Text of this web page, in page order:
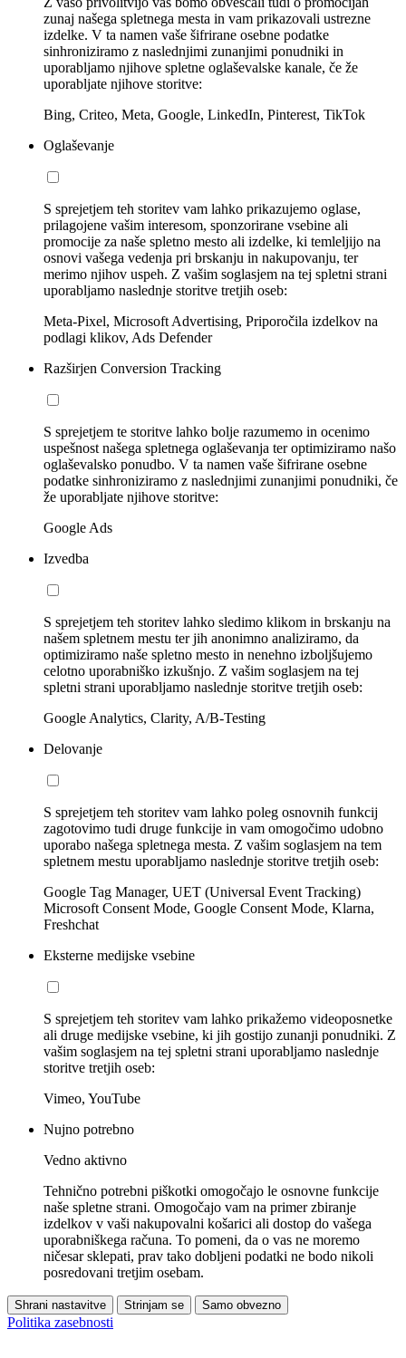
zunaj našega spletnega mesta in vam prikazovali ustrezne
izdelke. V ta namen vaše šifrirane osebne podatke
sinhroniziramo z naslednjimi zunanjimi ponudniki in
uporabljamo njihove spletne oglaševalske kanale, če že
uporabljate njihove storitve:
Bing, Criteo, Meta, Google, LinkedIn, Pinterest, TikTok
Oglaševanje
S sprejetjem teh storitev vam lahko prikazujemo oglase,
prilagojene vašim interesom, sponzorirane vsebine ali
promocije za naše spletno mesto ali izdelke, ki temleljijo na
osnovi vašega vedenja pri brskanju in nakupovanju, ter
merimo njihov uspeh. Z vašim soglasjem na tej spletni strani
uporabljamo naslednje storitve tretjih oseb:
Meta-Pixel, Microsoft Advertising, Priporočila izdelkov na
podlagi klikov, Ads Defender
Razširjen Conversion Tracking
S sprejetjem te storitve lahko bolje razumemo in ocenimo
uspešnost našega spletnega oglaševanja ter optimiziramo našo
oglaševalsko ponudbo. V ta namen vaše šifrirane osebne
podatke sinhroniziramo z naslednjimi zunanjimi ponudniki, če
že uporabljate njihove storitve:
Google Ads
Izvedba
S sprejetjem teh storitev lahko sledimo klikom in brskanju na
našem spletnem mestu ter jih anonimno analiziramo, da
optimiziramo naše spletno mesto in nenehno izboljšujemo
celotno uporabniško izkušnjo. Z vašim soglasjem na tej
spletni strani uporabljamo naslednje storitve tretjih oseb:
Google Analytics, Clarity, A/B-Testing
Delovanje
S sprejetjem teh storitev vam lahko poleg osnovnih funkcij
zagotovimo tudi druge funkcije in vam omogočimo udobno
uporabo našega spletnega mesta. Z vašim soglasjem na tem
spletnem mestu uporabljamo naslednje storitve tretjih oseb:
Google Tag Manager, UET (Universal Event Tracking)
Microsoft Consent Mode, Google Consent Mode, Klarna,
Freshchat
Eksterne medijske vsebine
S sprejetjem teh storitev vam lahko prikažemo videoposnetke
ali druge medijske vsebine, ki jih gostijo zunanji ponudniki. Z
vašim soglasjem na tej spletni strani uporabljamo naslednje
storitve tretjih oseb:
Vimeo, YouTube
Nujno potrebno
Vedno aktivno
Tehnično potrebni piškotki omogočajo le osnovne funkcije
naše spletne strani. Omogočajo vam na primer zbiranje
izdelkov v vaši nakupovalni košarici ali dostop do vašega
uporabniškega računa. To pomeni, da o vas ne moremo
ničesar sklepati, prav tako dobljeni podatki ne bodo nikoli
posredovani tretjim osebam.
Shrani nastavitve Strinjam se Samo obvezno
Politika zasebnosti